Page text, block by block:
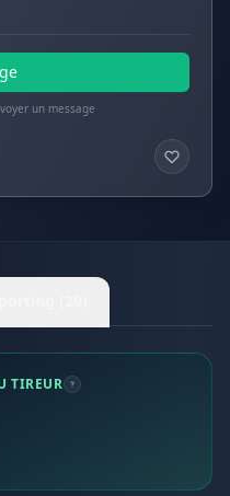
un message
TIREUR